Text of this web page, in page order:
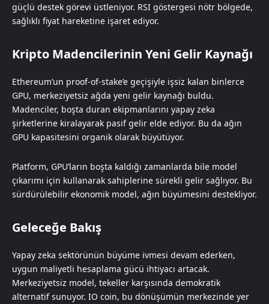
güçlü destek görevi üstleniyor. RSI göstergesi nötr bölgede,
sağlıklı fiyat hareketine işaret ediyor.
Kripto Madencilerinin Yeni Gelir Kaynağı
Ethereum’un proof-of-stake’e geçişiyle işsiz kalan binlerce
GPU, merkeziyetsiz ağda yeni gelir kaynağı buldu.
Madenciler, boşta duran ekipmanlarını yapay zeka
şirketlerine kiralayarak pasif gelir elde ediyor. Bu da ağın
GPU kapasitesini organik olarak büyütüyor.
Platform, GPU’ların boşta kaldığı zamanlarda bile model
çıkarımı için kullanarak sahiplerine sürekli gelir sağlıyor. Bu
sürdürülebilir ekonomik model, ağın büyümesini destekliyor.
Geleceğe Bakış
Yapay zeka sektörünün büyüme ivmesi devam ederken,
uygun maliyetli hesaplama gücü ihtiyacı artacak.
Merkeziyetsiz model, tekeller karşısında demokratik
alternatif sunuyor. IO coin, bu dönüşümün merkezinde yer